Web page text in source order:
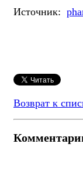
Источник:
Возврат к